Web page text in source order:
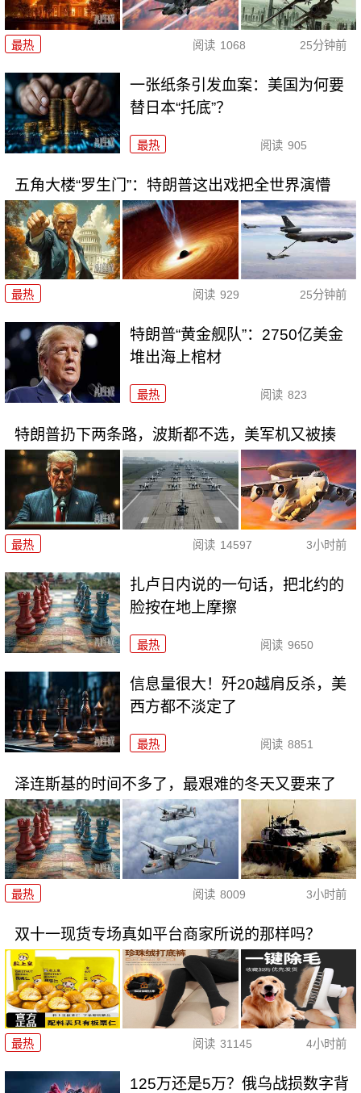
最热 阅读 1068 25分钟前
一张纸条引发血案：美国为何要
替日本“托底”？
最热 阅读 905
五角大楼“罗生门”：特朗普这出戏把全世界演懵
最热 阅读 929 25分钟前
特朗普“黄金舰队”：2750亿美金
堆出海上棺材
最热 阅读 823
特朗普扔下两条路，波斯都不选，美军机又被揍
最热 阅读 14597 3小时前
扎卢日内说的一句话，把北约的
脸按在地上摩擦
最热 阅读 9650
信息量很大！歼20越肩反杀，美
西方都不淡定了
最热 阅读 8851
泽连斯基的时间不多了，最艰难的冬天又要来了
最热 阅读 8009 3小时前
双十一现货专场真如平台商家所说的那样吗？
最热 阅读 31145 4小时前
125万还是5万？俄乌战损数字背